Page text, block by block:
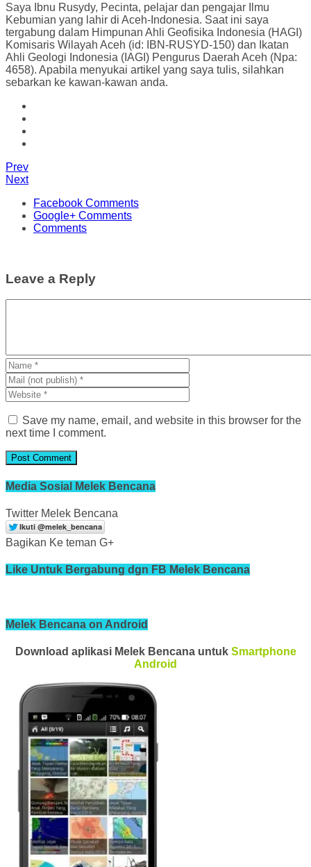
Saya Ibnu Rusydy, Pecinta, pelajar dan pengajar Ilmu
Kebumian yang lahir di Aceh-Indonesia. Saat ini saya
tergabung dalam Himpunan Ahli Geofisika Indonesia (HAGI)
Komisaris Wilayah Aceh (id: IBN-RUSYD-150) dan Ikatan
Ahli Geologi Indonesia (IAGI) Pengurus Daerah Aceh (Npa:
4658). Apabila menyukai artikel yang saya tulis, silahkan
sebarkan ke kawan-kawan anda.
Prev
Next
Facebook Comments
Google+ Comments
Comments
Leave a Reply
Save my name, email, and website in this browser for the
next time I comment.
Media Sosial Melek Bencana
Twitter Melek Bencana
Bagikan Ke teman G+
Like Untuk Bergabung dgn FB Melek Bencana
Melek Bencana on Android
Download aplikasi Melek Bencana untuk Smartphone
Android